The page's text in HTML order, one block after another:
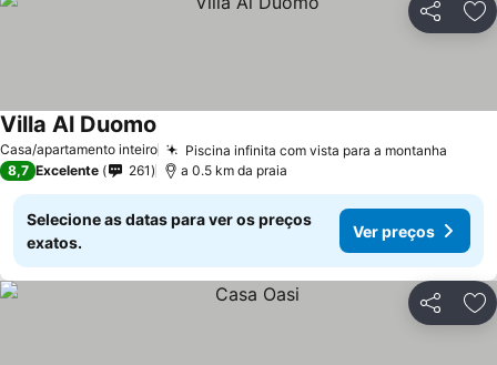
Partilhar
Casa/apartamento inteiro Piscina infinita com vista para a montanha
Villa Al Duomo
8,7 Excelente 261 a 0.5 km da praia
Selecione as datas para ver os preços
exatos.
Ver preços
Partilhar